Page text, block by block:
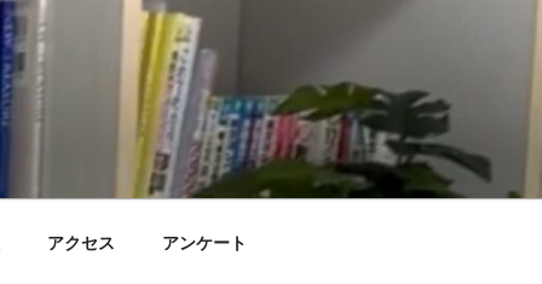
アクセス アンケート